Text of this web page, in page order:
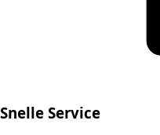
Snelle Service